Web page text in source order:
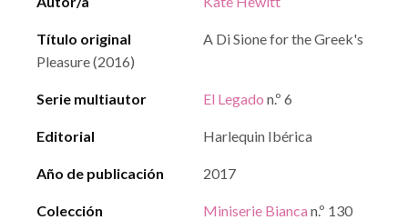
Título original
A Di Sione for the Greek's
Pleasure (2016)
Serie multiautor El Legado n.º 6
Editorial Harlequin Ibérica
Año de publicación 2017
Colección Miniserie Bianca n.º 130